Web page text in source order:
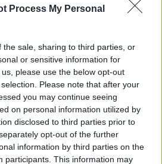
Process My Personal
the sale, sharing to third parties, or
or sensitive information for
please use the below opt-out
Please note that after your
you may continue seeing
on personal information utilized by
disclosed to third parties prior to
opt-out of the further
information by third parties on the
participants. This information may
una crisi di coppia
spesso momenti di grande
distacco, che sono vissuti
come superarli.